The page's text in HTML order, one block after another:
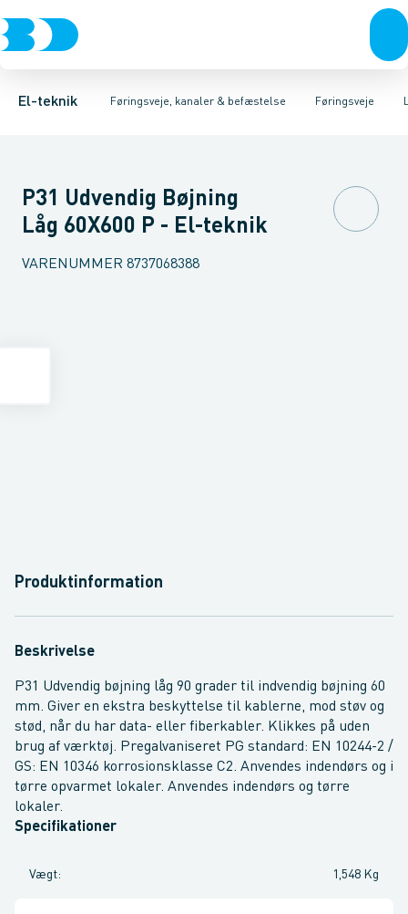
El-teknik Føringsveje, kanaler & befæstelse
Afbrydere, stikkontakter & lampeudtagForgreningsmateriel
Føringsveje
Føringsveje Installationskanaler for gulvInstallationskanaler
Gitterbakke Endestykke til kabelbakkeMontageplade til
P31 Udvendig Bøjning
Låg 60X600 P - El-teknik
VARENUMMER 8737068388
Produktinformation
Beskrivelse
P31 Udvendig bøjning låg 90 grader til indvendig bøjning 60
mm. Giver en ekstra beskyttelse til kablerne, mod støv og
stød, når du har data- eller fiberkabler. Klikkes på uden
brug af værktøj. Pregalvaniseret PG standard: EN 10244-2 /
GS: EN 10346 korrosionsklasse C2. Anvendes indendørs og i
tørre opvarmet lokaler. Anvendes indendørs og tørre
lokaler.
Specifikationer
Vægt: 1,548 Kg